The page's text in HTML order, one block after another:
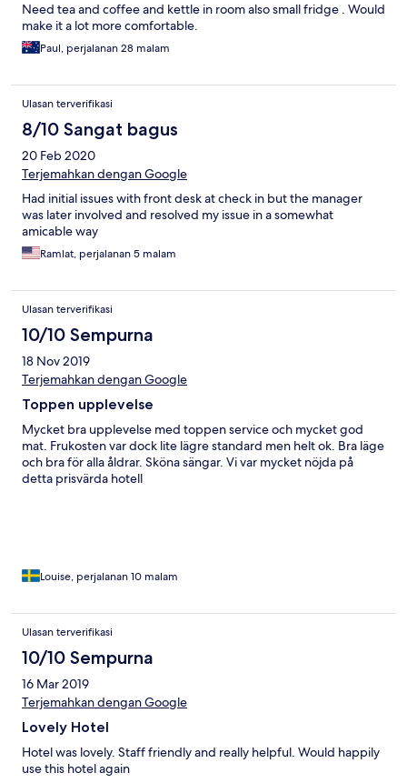
Need tea and coffee and kettle in room also small fridge . Would
make it a lot more comfortable.
Paul, perjalanan 28 malam
Ulasan terverifikasi
8/10 Sangat bagus
20 Feb 2020
Terjemahkan dengan Google
Had initial issues with front desk at check in but the manager
was later involved and resolved my issue in a somewhat
amicable way
Ramlat, perjalanan 5 malam
Ulasan terverifikasi
10/10 Sempurna
18 Nov 2019
Terjemahkan dengan Google
Toppen upplevelse
Mycket bra upplevelse med toppen service och mycket god
mat. Frukosten var dock lite lägre standard men helt ok. Bra läge
och bra för alla åldrar. Sköna sängar. Vi var mycket nöjda på
detta prisvärda hotell
Louise, perjalanan 10 malam
Ulasan terverifikasi
10/10 Sempurna
16 Mar 2019
Terjemahkan dengan Google
Lovely Hotel
Hotel was lovely. Staff friendly and really helpful. Would happily
use this hotel again